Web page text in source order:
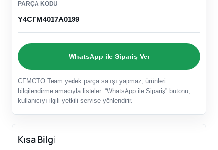
PARÇA KODU
Y4CFM4017A0199
WhatsApp ile Sipariş Ver
CFMOTO Team yedek parça satışı yapmaz; ürünleri
bilgilendirme amacıyla listeler. “WhatsApp ile Sipariş” butonu,
kullanıcıyı ilgili yetkili servise yönlendirir.
Kısa Bilgi